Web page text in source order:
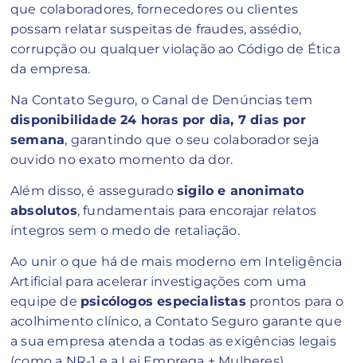
que colaboradores, fornecedores ou clientes
possam relatar suspeitas de fraudes, assédio,
corrupção ou qualquer violação ao Código de Ética
da empresa.
Na Contato Seguro, o Canal de Denúncias tem
disponibilidade 24 horas por dia, 7 dias por
semana, garantindo que o seu colaborador seja
ouvido no exato momento da dor.
Além disso, é assegurado sigilo e anonimato
absolutos, fundamentais para encorajar relatos
íntegros sem o medo de retaliação.
Ao unir o que há de mais moderno em Inteligência
Artificial para acelerar investigações com uma
equipe de psicólogos especialistas prontos para o
acolhimento clínico, a Contato Seguro garante que
a sua empresa atenda a todas as exigências legais